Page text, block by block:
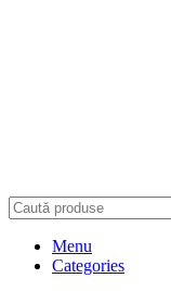
Menu
Categories